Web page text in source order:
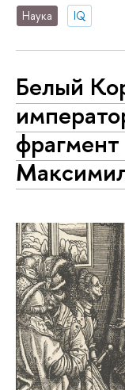
Наука IQ
Белый